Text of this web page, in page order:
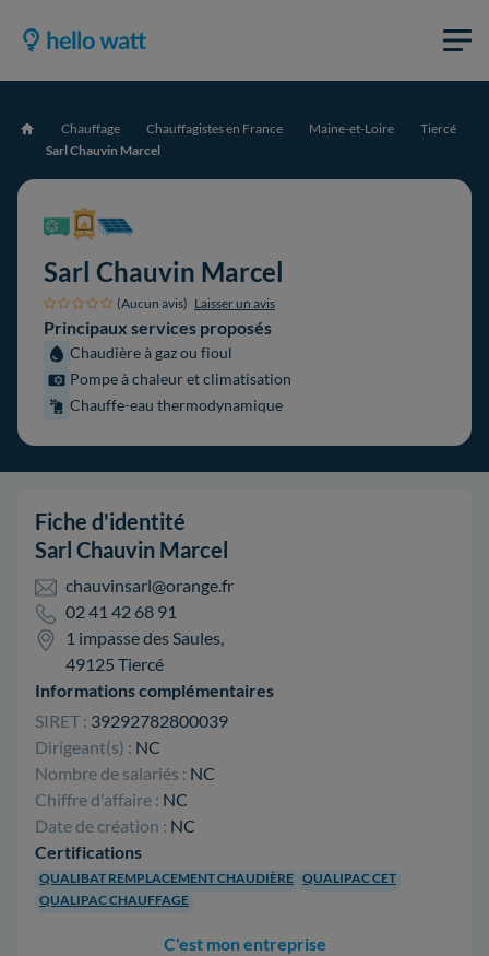
Accueil Chauffage Chauffagistes en France Maine-et-Loire
Tiercé
Sarl Chauvin Marcel
Sarl Chauvin Marcel
(Aucun avis) Laisser un avis
Principaux services proposés
Chaudière à gaz ou fioul
Pompe à chaleur et climatisation
Chauffe-eau thermodynamique
Fiche d'identité
Sarl Chauvin Marcel
chauvinsarl@orange.fr
02 41 42 68 91
1 impasse des Saules,
49125 Tiercé
Informations complémentaires
SIRET : 39292782800039
Dirigeant(s) : NC
Nombre de salariés : NC
Chiffre d'affaire : NC
Date de création : NC
Certifications
QUALIBAT REMPLACEMENT CHAUDIÈRE QUALIPAC CET
QUALIPAC CHAUFFAGE
C'est mon entreprise